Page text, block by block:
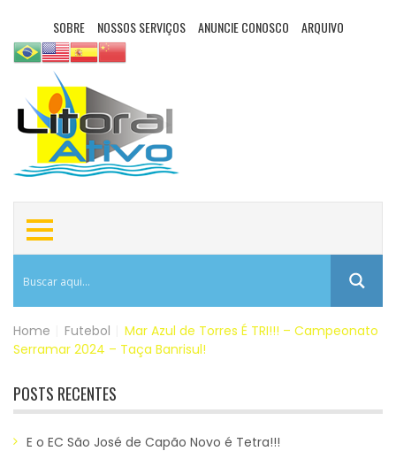
SOBRE NOSSOS SERVIÇOS ANUNCIE CONOSCO ARQUIVO
Home Futebol
Mar Azul de Torres É TRI!!! – Campeonato
Serramar 2024 – Taça Banrisul!
POSTS RECENTES
E o EC São José de Capão Novo é Tetra!!!